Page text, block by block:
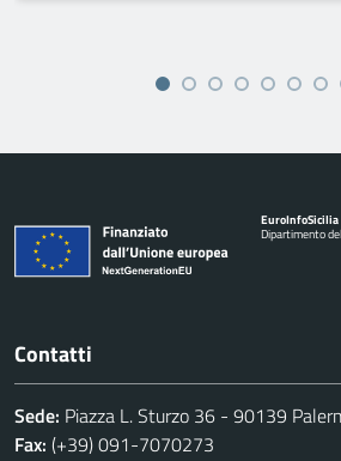
EuroInfoSicilia
Dipartimento
Contatti
Sede: Piazza L. Sturzo 36 - 90139
Fax: (+39) 091-7070273